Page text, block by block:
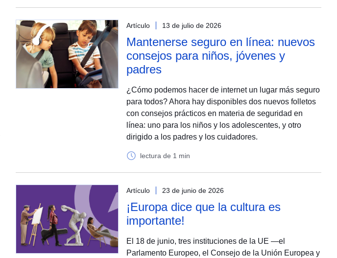
Artículo 13 de julio de 2026
Mantenerse seguro en línea: nuevos
consejos para niños, jóvenes y
padres
¿Cómo podemos hacer de internet un lugar más seguro
para todos? Ahora hay disponibles dos nuevos folletos
con consejos prácticos en materia de seguridad en
línea: uno para los niños y los adolescentes, y otro
dirigido a los padres y los cuidadores.
lectura de 1 min
Artículo 23 de junio de 2026
¡Europa dice que la cultura es
importante!
El 18 de junio, tres instituciones de la UE —el
Parlamento Europeo, el Consejo de la Unión Europea y